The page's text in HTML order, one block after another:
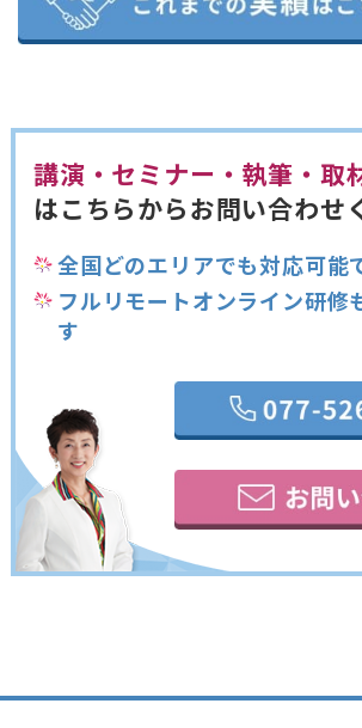
講演・セミナー・執筆・取
はこちらからお問い合わせ
全国どのエリアでも対応可能
フルリモートオンライン研修
す